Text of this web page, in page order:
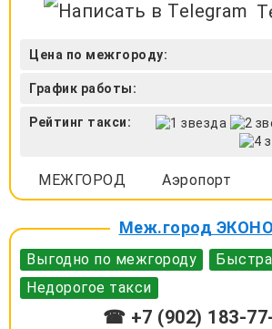
Цена по межгороду:
График работы:
Рейтинг такси:
МЕЖГОРОД Аэропорт
Меж.город
Выгодно по межгороду
Недорогое такси
☎ +7 (902) 183-